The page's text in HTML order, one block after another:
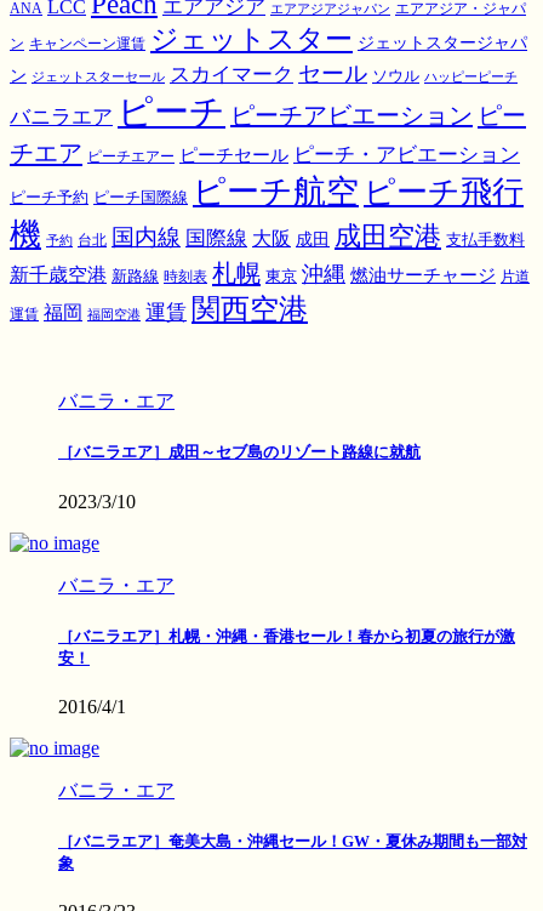
ANA LCC エアアジア エアアジアジャパン エアアジア・ジャパ
ン キャンペーン運賃 ジェットスター ジェットスタージャパ
ン ジェットスターセール スカイマーク セール ソウル ハッピーピーチ
バニラエア ピーチ ピーチアビエーション ピー
チエア ピーチエアー ピーチセール ピーチ・アビエーション
ピーチ予約 ピーチ国際線 ピーチ航空 ピーチ飛行
機 予約 台北 国内線 国際線 大阪 成田 成田空港 支払手数料
新千歳空港 新路線 時刻表 札幌 東京 沖縄 燃油サーチャージ 片道
運賃 福岡 福岡空港 運賃 関西空港
バニラ・エア
［バニラエア］成田～セブ島のリゾート路線に就航
2023/3/10
バニラ・エア
［バニラエア］札幌・沖縄・香港セール！春から初夏の旅行が激
安！
2016/4/1
バニラ・エア
［バニラエア］奄美大島・沖縄セール！GW・夏休み期間も一部対
象